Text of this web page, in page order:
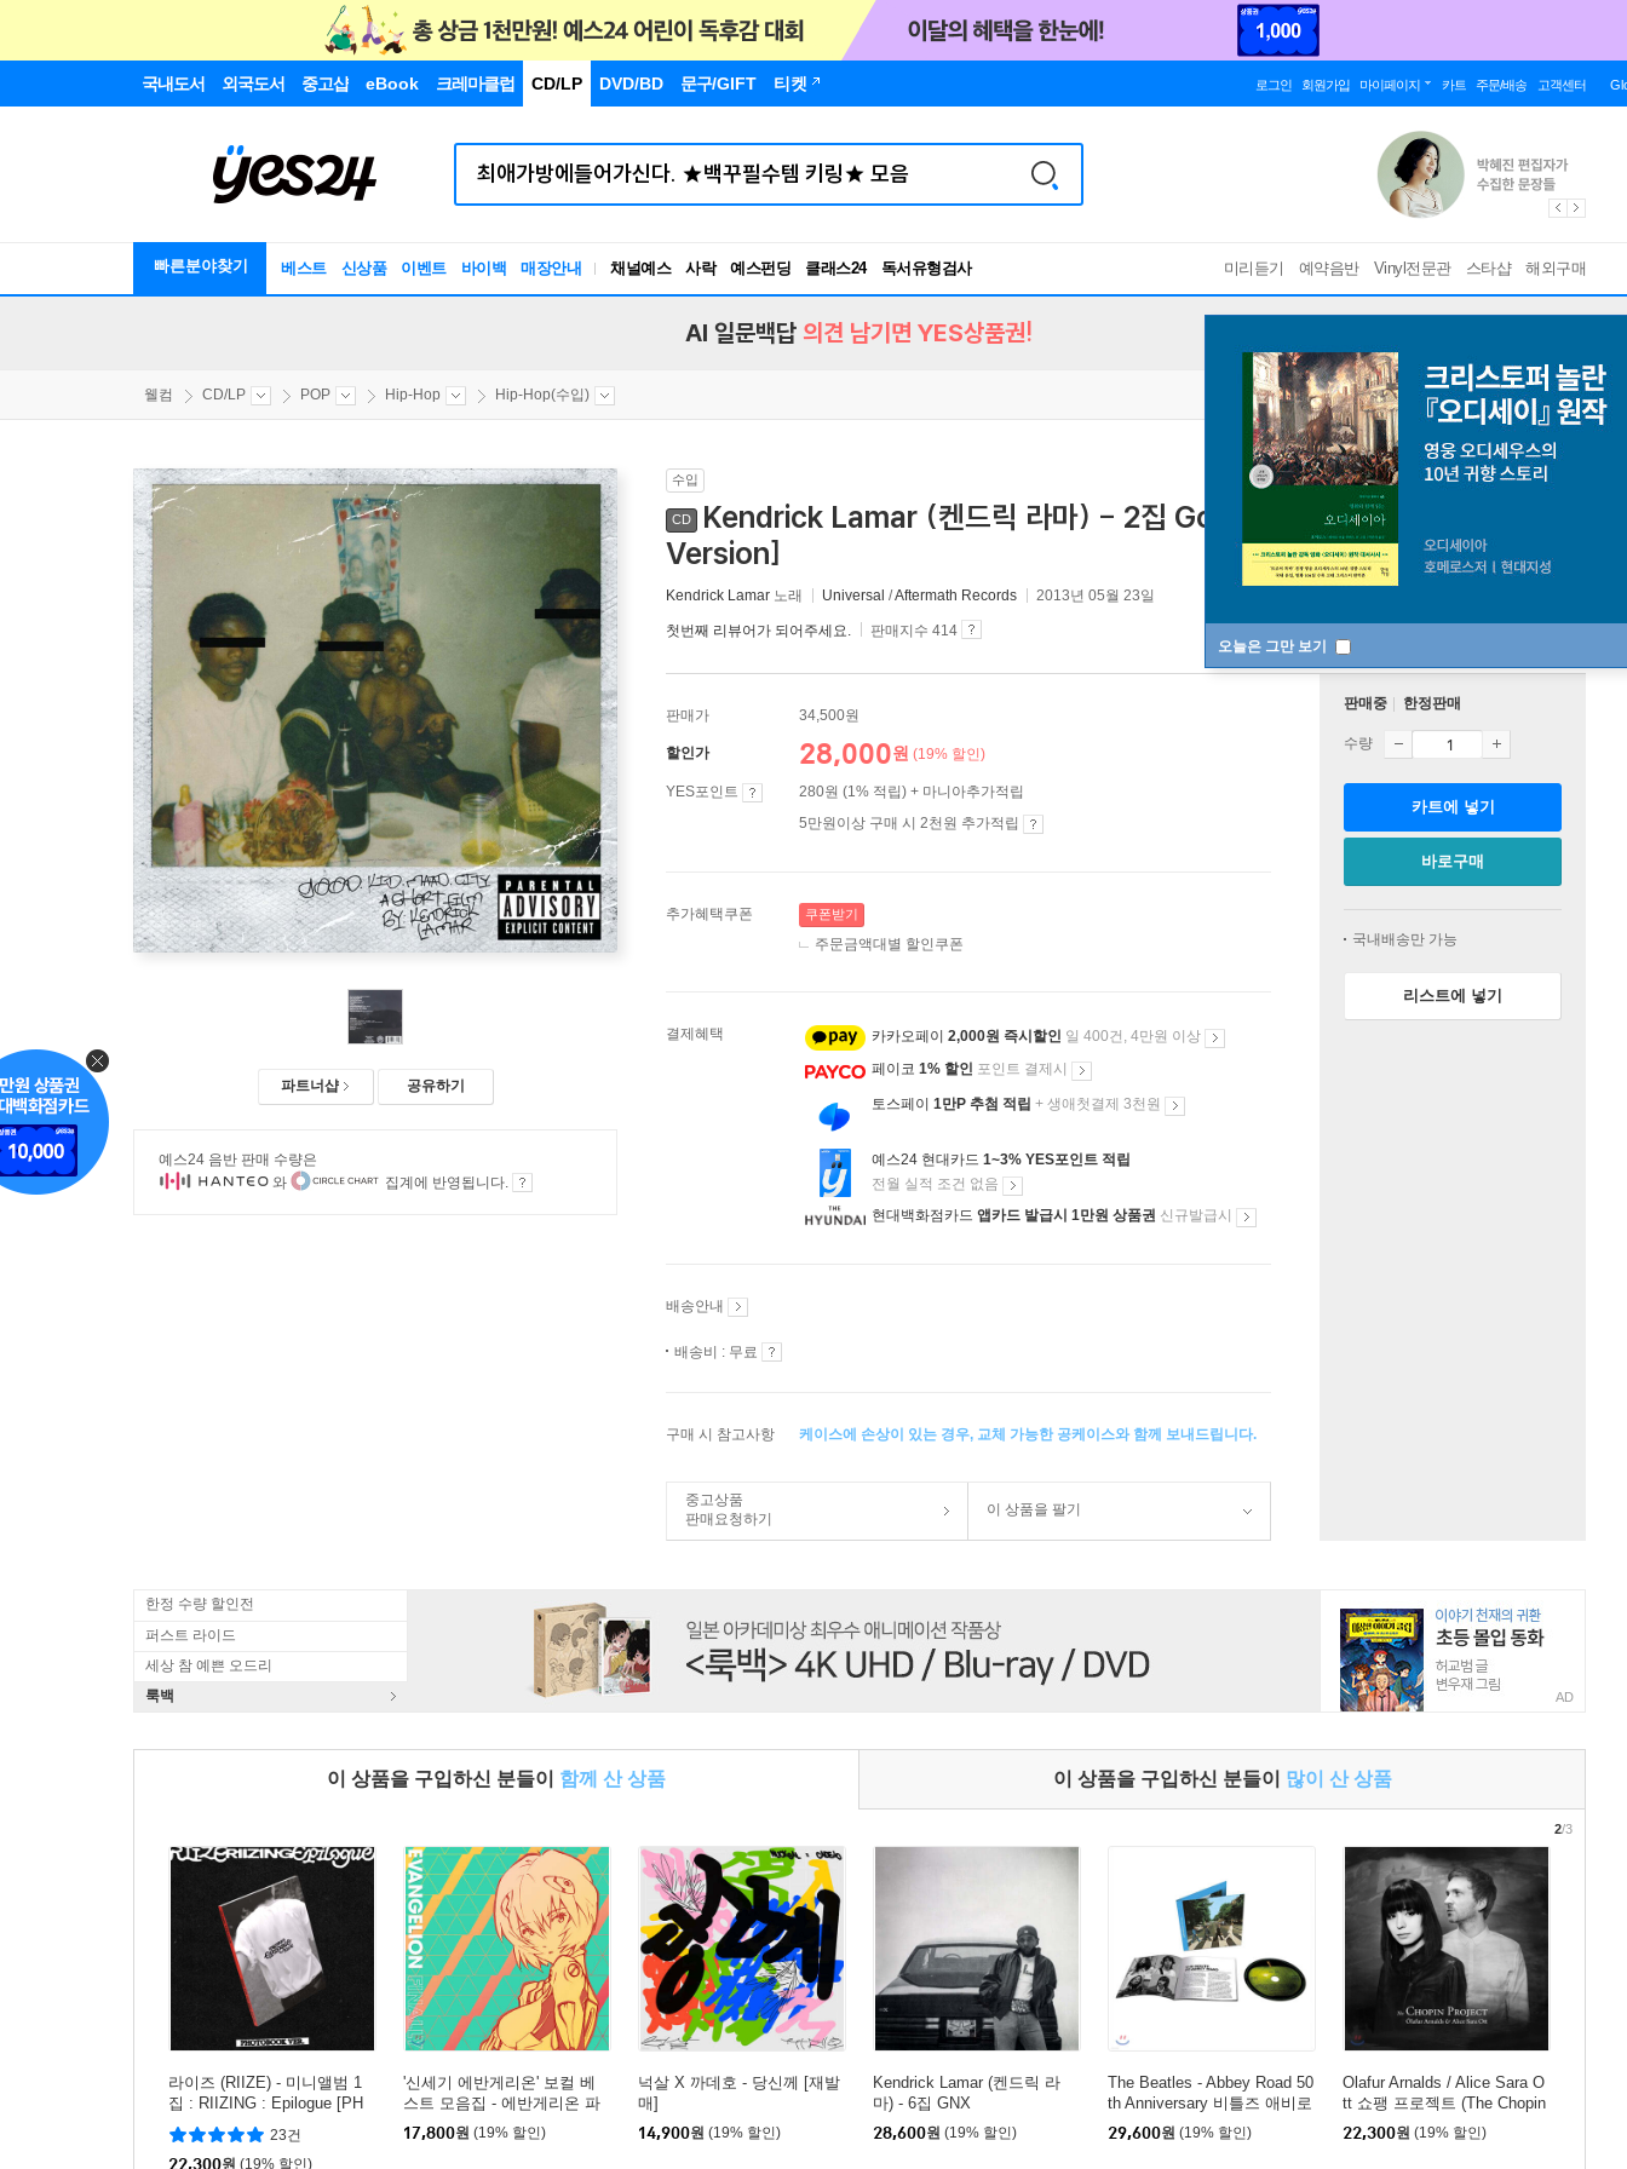
국내도서 외국도서 중고샵 eBook 크레마클럽 CD/LP DVD/BD 문구/GIFT 티켓 로그인 회원가입 마이페이지 카트 주문/배송 고객센터
빠른분야찾기 베스트 신상품 이벤트 바이백 매장안내 채널예스 사락 예스펀딩 클래스24
독서유형검사
RBTI Lab
미리듣기 예약음반 Vinyl전문관 스타샵 해외구매
오늘은 그만 보기
AI 일문백답 의견 남기면 YES상품권!
웰컴 CD/LP POP Hip-Hop Hip-Hop(수입)
파트너샵 공유하기
예스24 음반 판매 수량은
와
집계에 반영됩니다.
수입
CD
Kendrick Lamar (켄드릭 라마) - 2집 Good Kid M.A.A.D City [New
Version]
Kendrick Lamar 노래 Universal /Aftermath Records 2013년 05월 23일
첫번째 리뷰어가 되어주세요. 판매지수 414
판매가 34,500원
할인가 28,000원 (19% 할인)
YES포인트
280원 (1% 적립) + 마니아추가적립
5만원이상 구매 시 2천원 추가적립
추가혜택쿠폰 쿠폰받기
주문금액대별 할인쿠폰
결제혜택 카카오페이 2,000원 즉시할인 일 400건, 4만원 이상
페이코 1% 할인 포인트 결제시
토스페이 1만P 추첨 적립 + 생애첫결제 3천원
예스24 현대카드 1~3% YES포인트 적립
전월 실적 조건 없음
현대백화점카드 앱카드 발급시 1만원 상품권 신규발급시
배송안내
배송비 : 무료
구매 시 참고사항 케이스에 손상이 있는 경우, 교체 가능한 공케이스와 함께 보내드립니다.
중고상품
판매요청하기
이 상품을 팔기
판매중 한정판매
수량
카트에 넣기
바로구매
국내배송만 가능
리스트에 넣기
한정 수량 할인전
퍼스트 라이드
세상 참 예쁜 오드리
룩백
AD
이 상품을 구입하신 분들이 함께 산 상품 이 상품을 구입하신 분들이 많이 산 상품
라이즈 (RIIZE) - 미니앨범 1
집 : RIIZING : Epilogue [PH
OTO BOOK Ver.]
23건
22,300원 (19% 할인)
'신세기 에반게리온' 보컬 베
스트 모음집 - 에반게리온 파
이널리 (Evangelion Finally)
17,800원 (19% 할인)
넉살 X 까데호 - 당신께 [재발
매]
14,900원 (19% 할인)
Kendrick Lamar (켄드릭 라
마) - 6집 GNX
28,600원 (19% 할인)
The Beatles - Abbey Road 50
th Anniversary 비틀즈 애비로
드 발매 50주년 기념 앨범
29,600원 (19% 할인)
Olafur Arnalds / Alice Sara O
tt 쇼팽 프로젝트 (The Chopin
Project)
22,300원 (19% 할인)
2/3